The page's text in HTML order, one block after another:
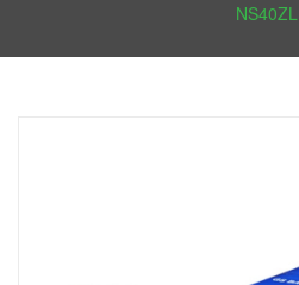
NS40ZL